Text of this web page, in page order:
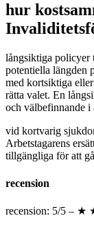
hur
långsiktiga policyer
potentiella längden
med kortsiktiga
rätta valet. En
och välbefinnande i
vid kortvarig
Arbetstagarens
tillgängliga för att
recension
recension: 5/5 –